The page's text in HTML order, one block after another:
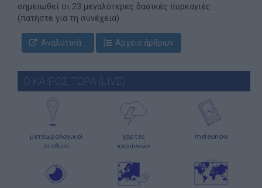
σημειωθεί οι 23 μεγαλύτερες δασικές πυρκαγιές ...
(πατήστε για τη συνέχεια)
Αναλυτικά... Αρχείο άρθρων
Ο ΚΑΙΡΟΣ ΤΩΡΑ (LIVE)
μετεωρολογικοί
σταθμοί
χάρτες
κεραυνών
meteonow